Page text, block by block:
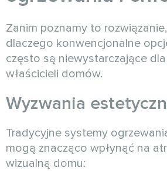
Zanim poznamy to
dlaczego konwencjonalne
często są niewystarczające
właścicieli domów.
Wyzwania
Tradycyjne systemy
mogą znacząco wpłynąć na
wizualną domu: